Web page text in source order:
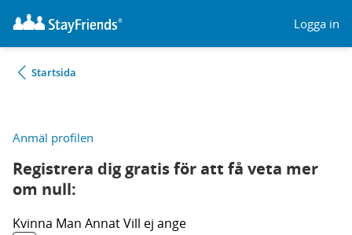
Logga in
Startsida
Anmäl profilen
Registrera dig gratis för att få veta mer
om null:
Kvinna Man AnnatVill ej ange